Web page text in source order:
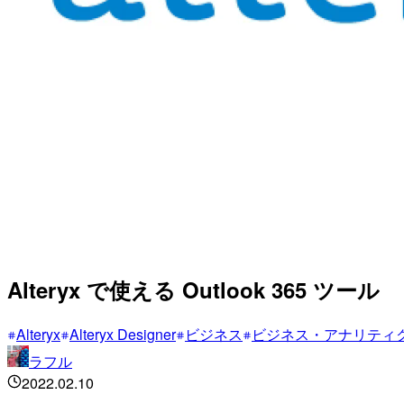
Alteryx で使える Outlook 365 ツール
Alteryx Alteryx Designer ビジネス
ビジネス・アナリティ
ラフル
2022.02.10